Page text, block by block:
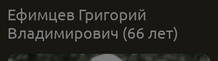
Ефимцев Григорий
Владимирович (66 лет)